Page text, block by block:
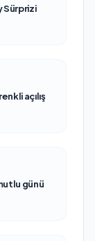
Sürprizi
açılış
günü